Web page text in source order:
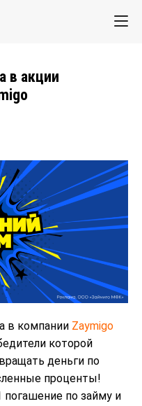
в акции
в компании Zaymigo
которой
деньги по
проценты!
погашение по займу и